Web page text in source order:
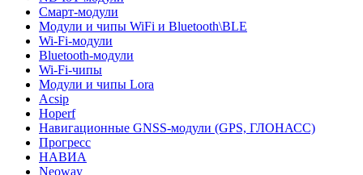
Смарт-модули
Модули и чипы WiFi и Bluetooth\BLE
Wi-Fi-модули
Bluetooth-модули
Wi-Fi-чипы
Модули и чипы Lora
Acsip
Hoperf
Навигационные GNSS-модули (GPS, ГЛОНАСС)
Прогресс
НАВИА
Neoway